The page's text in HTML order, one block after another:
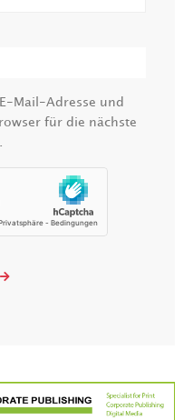
Mail-Adresse und
für die nächste